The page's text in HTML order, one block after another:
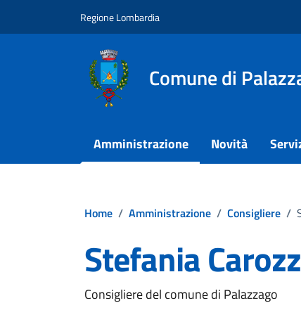
Regione Lombardia
Comune di
Amministrazione Novità
Home / Amministrazione / Consigliere /
Stefania
Consigliere del comune di Palazzago